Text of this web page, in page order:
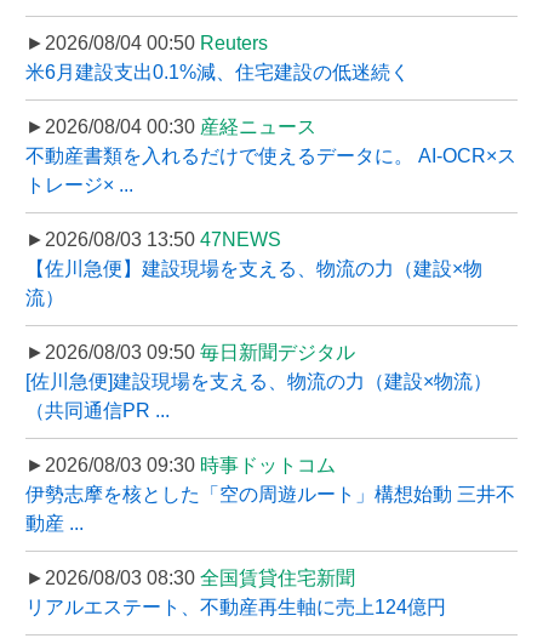
►2026/08/04 00:50 Reuters
米6月建設支出0.1%減、住宅建設の低迷続く
►2026/08/04 00:30 産経ニュース
不動産書類を入れるだけで使えるデータに。 AI-OCR×ス
トレージ× ...
►2026/08/03 13:50 47NEWS
【佐川急便】建設現場を支える、物流の力（建設×物
流）
►2026/08/03 09:50 毎日新聞デジタル
[佐川急便]建設現場を支える、物流の力（建設×物流）
（共同通信PR ...
►2026/08/03 09:30 時事ドットコム
伊勢志摩を核とした「空の周遊ルート」構想始動 三井不
動産 ...
►2026/08/03 08:30 全国賃貸住宅新聞
リアルエステート、不動産再生軸に売上124億円